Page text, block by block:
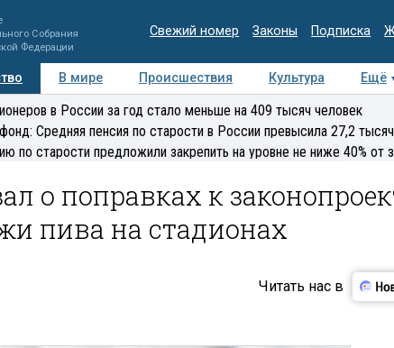
Собрания
Федерации
Свежий номер Законы Подписка
В мире Происшествия Культура Ещё
Регионы Медиацентр Интервью Колумнисты
в России за год стало меньше на 409 тысяч человек
Средняя пенсия по старости в России превысила 27,2
по старости предложили закрепить на уровне не ниже 40% от
о поправках к
пива на стадионах
Читать нас в